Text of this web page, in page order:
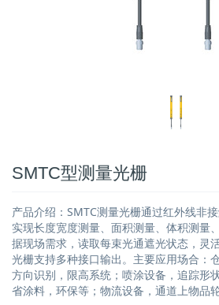
SMTC型测量光栅
产品介绍：SMTC测量光栅通过红外线非
实现长度宽度测量、面积测量、体积测量
据现场需求，读取每束光通遮光状态，灵
光栅支持多种接口输出。主要应用场合：
方向识别，限高系统；喷涂设备，追踪形
省涂料，环保等；物流设备，通道上物品